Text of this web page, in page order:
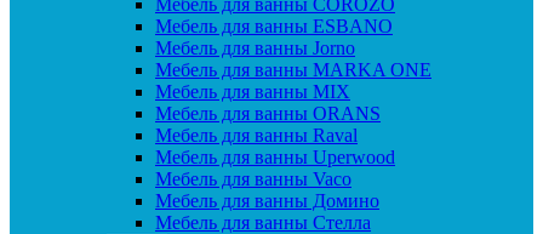
Мебель для ванны COROZO
Мебель для ванны ESBANO
Мебель для ванны Jorno
Мебель для ванны MARKA ONE
Мебель для ванны MIX
Мебель для ванны ORANS
Мебель для ванны Raval
Мебель для ванны Uperwood
Мебель для ванны Vaco
Мебель для ванны Домино
Мебель для ванны Стелла